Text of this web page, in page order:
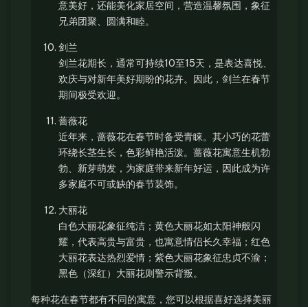
意美好，还能美化家居空间，营造温馨氛围，象征
兄弟团聚、圆满和睦。
剑兰
剑兰花期长，通常可持续10至15天，是表达喜悦、
欢庆与对新年美好期盼的花卉。因此，剑兰在春节
期间极受欢迎。
蔷薇花
近年来，蔷薇花在春节时备受青睐。其小巧的花蕾
环绕长茎生长，色彩鲜艳活泼。蔷薇花寓意生机勃
勃、新芽萌发，为家庭带来新年好运，因此成为许
多家庭不可或缺的春节装饰。
大丽花
白色大丽花象征纯洁；黄色大丽花如太阳神般闪
耀，代表高贵与富贵，也寓意情侣长久幸福；红色
大丽花表达热烈爱情；紫色大丽花象征忠贞不渝；
黑色（深红）大丽花则警示背叛。
每种花在春节都有不同的寓意，您可以根据喜好选择美丽